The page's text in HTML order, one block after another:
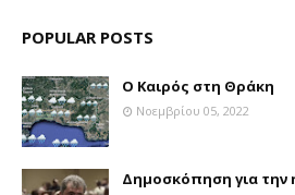
POPULAR POSTS
Ο Καιρός στη Θράκη
Νοεμβρίου 05, 2022
Δημοσκόπηση για την